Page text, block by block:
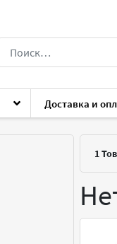
Доставка и
Компьютеры Неттопы
1